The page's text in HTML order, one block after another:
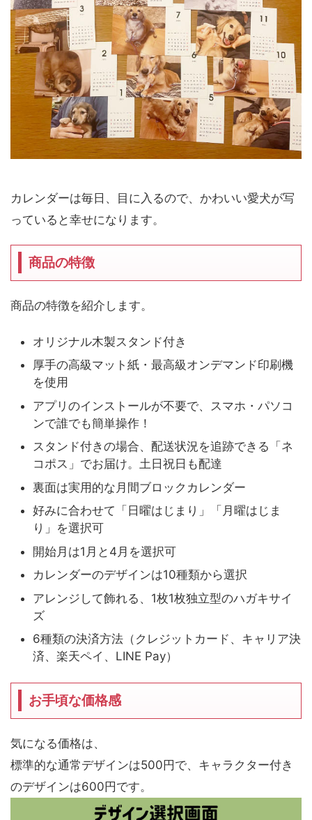
カレンダーは毎日、目に入るので、かわいい愛犬が写
っていると幸せになります。
商品の特徴
商品の特徴を紹介します。
オリジナル木製スタンド付き
厚手の高級マット紙・最高級オンデマンド印刷機
を使用
アプリのインストールが不要で、スマホ・パソコ
ンで誰でも簡単操作！
スタンド付きの場合、配送状況を追跡できる「ネ
コポス」でお届け。土日祝日も配達
裏面は実用的な月間ブロックカレンダー
好みに合わせて「日曜はじまり」「月曜はじま
り」を選択可
開始月は1月と4月を選択可
カレンダーのデザインは10種類から選択
アレンジして飾れる、1枚1枚独立型のハガキサイ
ズ
6種類の決済方法（クレジットカード、キャリア決
済、楽天ペイ、LINE Pay）
お手頃な価格感
気になる価格は、
標準的な通常デザインは500円で、キャラクター付き
のデザインは600円です。